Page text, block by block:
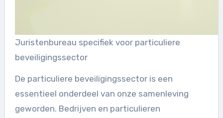
Juristenbureau specifiek voor particuliere
beveiligingssector
De particuliere beveiligingssector is een
essentieel onderdeel van onze samenleving
geworden. Bedrijven en particulieren